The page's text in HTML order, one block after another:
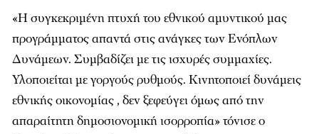
«Η συγκεκριμένη πτυχή του εθνικού αμυντικού μας
προγράμματος απαντά στις ανάγκες των Ενόπλων
Δυνάμεων. Συμβαδίζει με τις ισχυρές συμμαχίες.
Υλοποιείται με γοργούς ρυθμούς. Κινητοποιεί δυνάμεις
εθνικής οικονομίας , δεν ξεφεύγει όμως από την
απαραίτητη δημοσιονομική ισορροπία» τόνισε ο